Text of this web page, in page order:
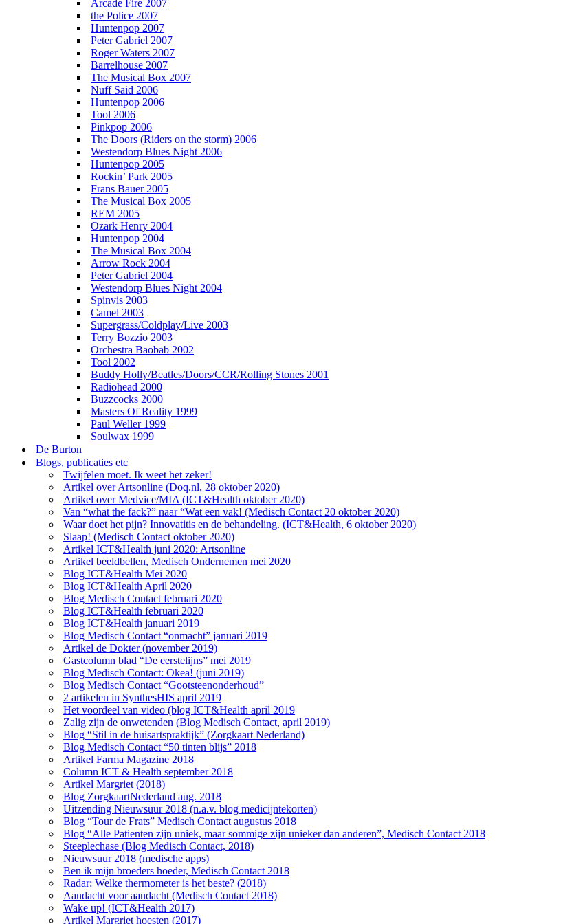
Arcade Fire 2007
the Police 2007
Huntenpop 2007
Peter Gabriel 2007
Roger Waters 2007
Barrelhouse 2007
The Musical Box 2007
Nuff Said 2006
Huntenpop 2006
Tool 2006
Pinkpop 2006
The Doors (Riders on the storm) 2006
Westendorp Blues Night 2006
Huntenpop 2005
Rockin’ Park 2005
Frans Bauer 2005
The Musical Box 2005
REM 2005
Ozark Henry 2004
Huntenpop 2004
The Musical Box 2004
Arrow Rock 2004
Peter Gabriel 2004
Westendorp Blues Night 2004
Spinvis 2003
Camel 2003
Supergrass/Coldplay/Live 2003
Terry Bozzio 2003
Orchestra Baobab 2002
Tool 2002
Buddy Holly/Beatles/Doors/CCR/Rolling Stones 2001
Radiohead 2000
Buzzcocks 2000
Masters Of Reality 1999
Paul Weller 1999
Soulwax 1999
De Burton
Blogs, publicaties etc
Twijfelen moet. Ik weet het zeker!
Artikel over Artsonline (Doq.nl, 28 oktober 2020)
Artikel over Medvice/MIA (ICT&Health oktober 2020)
Van “what the fack?” naar “Wat een vak! (Medisch Contact 20 oktober 2020)
Waar doet het pijn? Innovatitis en de behandeling. (ICT&Health, 6 oktober 2020)
Slaap! (Medisch Contact oktober 2020)
Artikel ICT&Health juni 2020: Artsonline
Artikel beeldbellen, Medisch Ondernemen mei 2020
Blog ICT&Health Mei 2020
Blog ICT&Health April 2020
Blog Medisch Contact februari 2020
Blog ICT&Health februari 2020
Blog ICT&Health januari 2019
Blog Medisch Contact “onmacht” januari 2019
Artikel de Dokter (november 2019)
Gastcolumn blad “De eerstelijns” mei 2019
Blog Medisch Contact: Okea! (juni 2019)
Blog Medisch Contact “Gootsteenonderhoud”
2 artikelen in SynthesHIS april 2019
Het voordeel van video (blog ICT&Health april 2019
Zalig zijn de onwetenden (Blog Medisch Contact, april 2019)
Blog “Stil in de huisartspraktijk” (Zorgkaart Nederland)
Blog Medisch Contact “50 tinten blijs” 2018
Artikel Farma Magazine 2018
Column ICT & Health september 2018
Artikel Margriet (2018)
Blog ZorgkaartNederland aug. 2018
Uitzending Nieuwsuur 2018 (n.a.v. blog medicijntekorten)
Blog “Tour de Frats” Medisch Contact augustus 2018
Blog “Alle Patienten zijn uniek, maar sommige zijn unieker dan anderen”, Medisch Contact 2018
Steeplechase (Blog Medisch Contact, 2018)
Nieuwsuur 2018 (medische apps)
Ben ik mijn broeders hoeder, Medisch Contact 2018
Radar: Welke thermometer is het beste? (2018)
Aandacht voor aandacht (Medisch Contact 2018)
Wake up! (ICT&Health 2017)
Artikel Margriet hoesten (2017)